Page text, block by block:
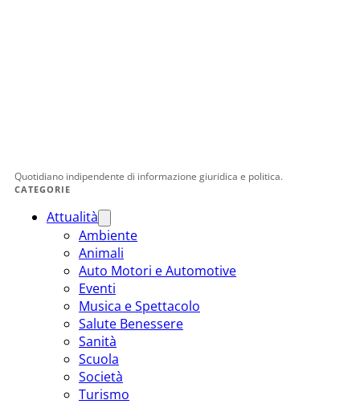
Quotidiano indipendente di informazione giuridica e politica.
CATEGORIE
Attualità
Ambiente
Animali
Auto Motori e Automotive
Eventi
Musica e Spettacolo
Salute Benessere
Sanità
Scuola
Società
Turismo